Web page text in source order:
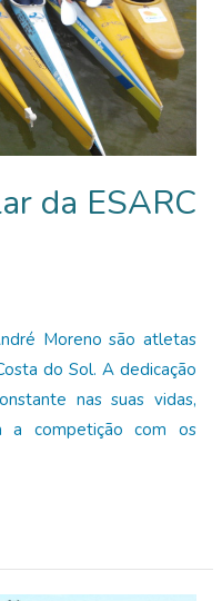
da ESARC
Moreno são atletas
do Sol. A dedicação
nas suas vidas,
a competição com os